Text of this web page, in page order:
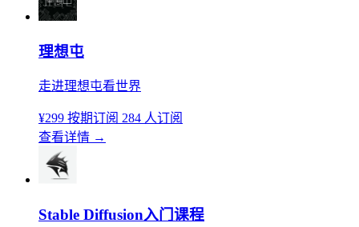
理想屯
走进理想屯看世界
¥299 按期订阅 284 人订阅
查看详情 →
Stable Diffusion入门课程